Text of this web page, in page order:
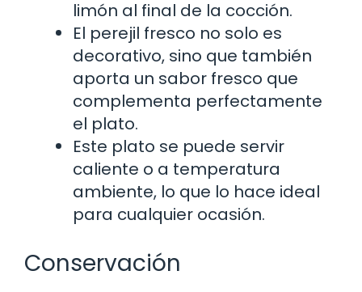
limón al final de la cocción.
El perejil fresco no solo es
decorativo, sino que también
aporta un sabor fresco que
complementa perfectamente
el plato.
Este plato se puede servir
caliente o a temperatura
ambiente, lo que lo hace ideal
para cualquier ocasión.
Conservación